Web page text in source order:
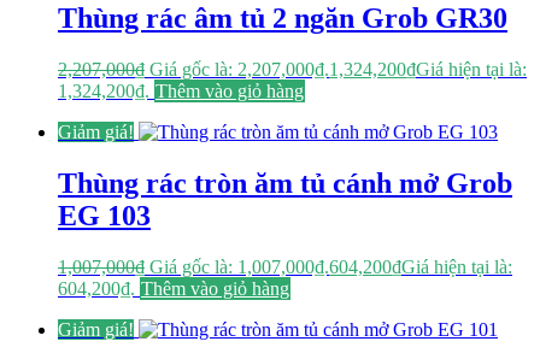
Thùng rác âm tủ 2 ngăn Grob GR30
2,207,000₫ Giá gốc là: 2,207,000₫.1,324,200₫Giá hiện tại là:
1,324,200₫. Thêm vào giỏ hàng
Giảm giá!
Thùng rác tròn ăm tủ cánh mở Grob
EG 103
1,007,000₫ Giá gốc là: 1,007,000₫.604,200₫Giá hiện tại là:
604,200₫. Thêm vào giỏ hàng
Giảm giá!